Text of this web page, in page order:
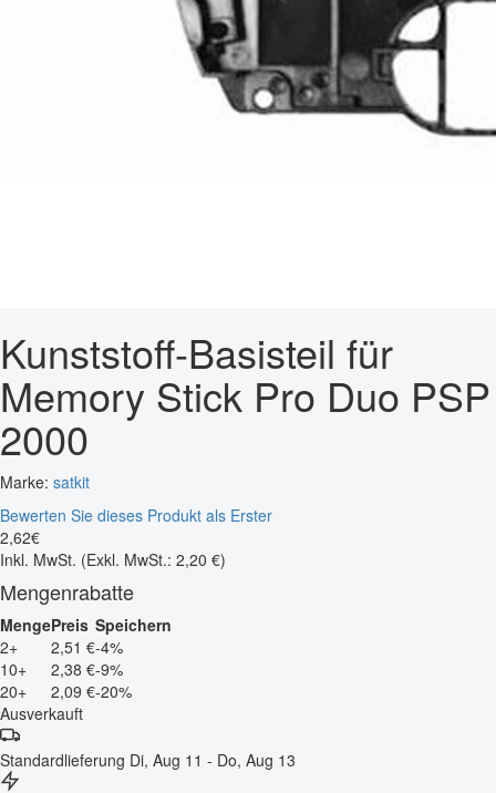
Kunststoff-Basisteil für
Memory Stick Pro Duo PSP
2000
Marke: satkit
Bewerten Sie dieses Produkt als Erster
2,62€
Inkl. MwSt. (Exkl. MwSt.: 2,20 €)
Mengenrabatte
MengePreis Speichern
2+
2,51 €-4%
10+
2,38 €-9%
20+
2,09 €-20%
Ausverkauft
Standardlieferung Di, Aug 11 - Do, Aug 13